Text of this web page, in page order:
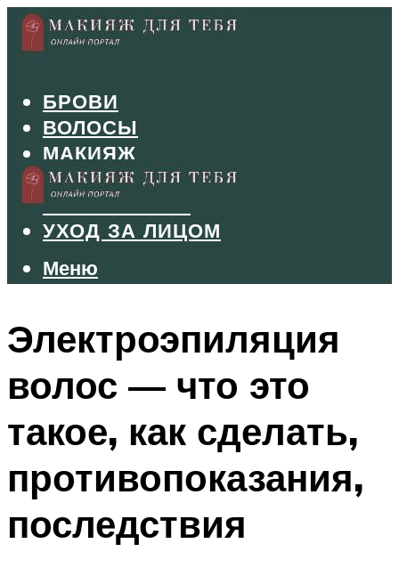
БРОВИ
ВОЛОСЫ
МАКИЯЖ
МАНИКЮР
ТУШЬ И ТЕНИ
УХОД ЗА ЛИЦОМ
Меню
Меню
Электроэпиляция
волос — что это
такое, как сделать,
противопоказания,
последствия